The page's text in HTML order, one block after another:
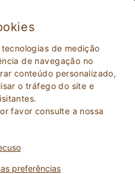
de medição
de navegação no
conteúdo personalizado,
o tráfego do site e
favor consulte a nossa
preferências
Lugares para dormir
Excepcional
10